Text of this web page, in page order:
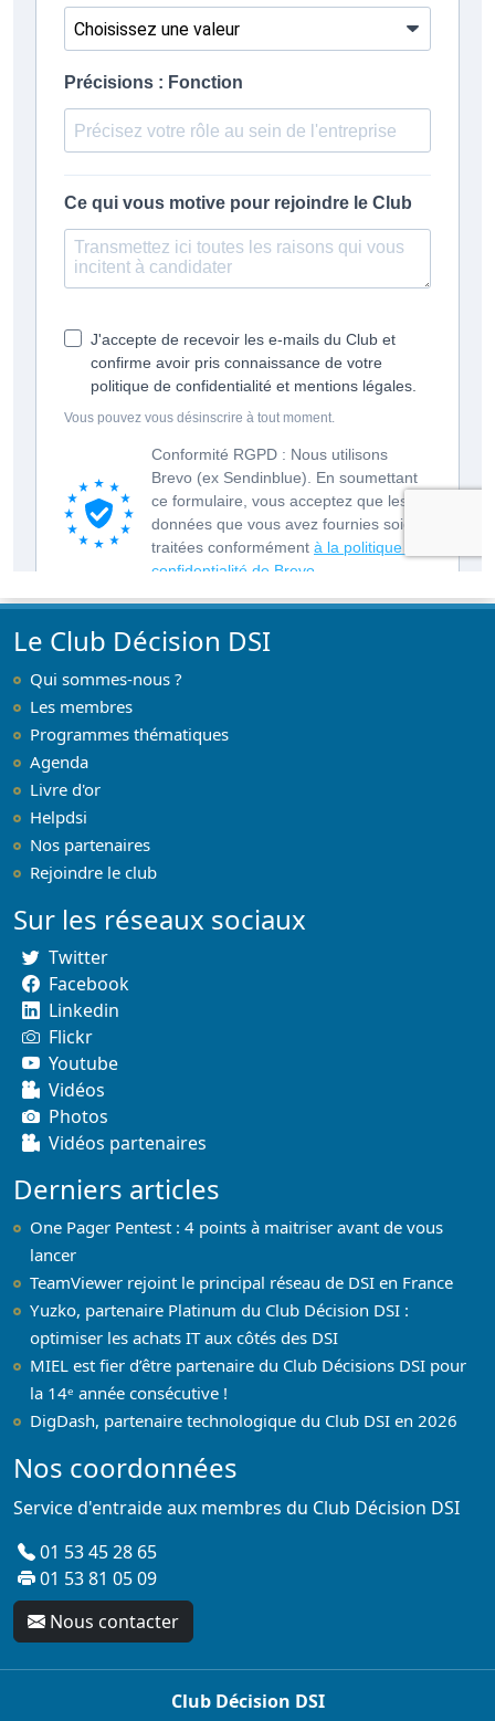
Le Club Décision DSI
Qui sommes-nous ?
Les membres
Programmes thématiques
Agenda
Livre d'or
Helpdsi
Nos partenaires
Rejoindre le club
Sur les réseaux sociaux
Twitter
Facebook
Linkedin
Flickr
Youtube
Vidéos
Photos
Vidéos partenaires
Derniers articles
One Pager Pentest : 4 points à maitriser avant de vous
lancer
TeamViewer rejoint le principal réseau de DSI en France
Yuzko, partenaire Platinum du Club Décision DSI :
optimiser les achats IT aux côtés des DSI
MIEL est fier d’être partenaire du Club Décisions DSI pour
la 14ᵉ année consécutive !
DigDash, partenaire technologique du Club DSI en 2026
Nos coordonnées
Service d'entraide aux membres du Club Décision DSI
01 53 45 28 65
01 53 81 05 09
Nous contacter
Club Décision DSI